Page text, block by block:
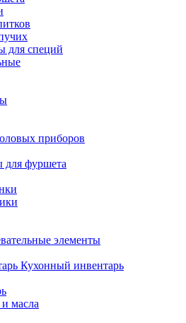
для специй
приборов
фуршета
элементы
Кухонный инвентарь
масла